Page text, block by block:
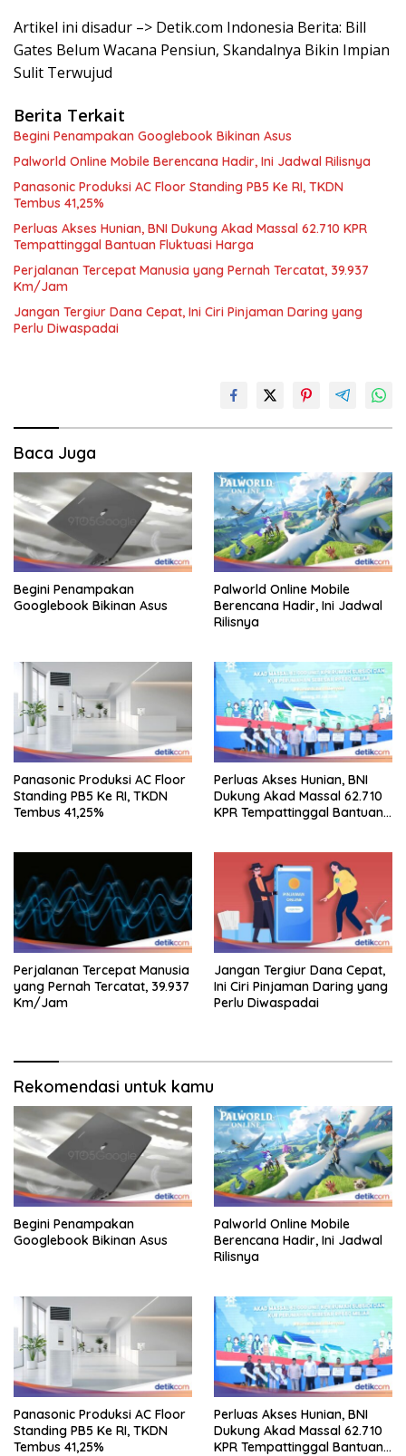
Artikel ini disadur –> Detik.com Indonesia Berita: Bill
Gates Belum Wacana Pensiun, Skandalnya Bikin Impian
Sulit Terwujud
Berita Terkait
Begini Penampakan Googlebook Bikinan Asus
Palworld Online Mobile Berencana Hadir, Ini Jadwal Rilisnya
Panasonic Produksi AC Floor Standing PB5 Ke RI, TKDN
Tembus 41,25%
Perluas Akses Hunian, BNI Dukung Akad Massal 62.710 KPR
Tempattinggal Bantuan Fluktuasi Harga
Perjalanan Tercepat Manusia yang Pernah Tercatat, 39.937
Km/Jam
Jangan Tergiur Dana Cepat, Ini Ciri Pinjaman Daring yang
Perlu Diwaspadai
Baca Juga
Begini Penampakan
Googlebook Bikinan Asus
Palworld Online Mobile
Berencana Hadir, Ini Jadwal
Rilisnya
Panasonic Produksi AC Floor
Standing PB5 Ke RI, TKDN
Tembus 41,25%
Perluas Akses Hunian, BNI
Dukung Akad Massal 62.710
KPR Tempattinggal Bantuan
Perjalanan Tercepat Manusia
yang Pernah Tercatat, 39.937
Km/Jam
Jangan Tergiur Dana Cepat,
Ini Ciri Pinjaman Daring yang
Perlu Diwaspadai
Rekomendasi untuk kamu
Begini Penampakan
Googlebook Bikinan Asus
Palworld Online Mobile
Berencana Hadir, Ini Jadwal
Rilisnya
Panasonic Produksi AC Floor
Standing PB5 Ke RI, TKDN
Tembus 41,25%
Perluas Akses Hunian, BNI
Dukung Akad Massal 62.710
KPR Tempattinggal Bantuan